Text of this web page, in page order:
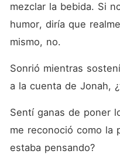
mezclar la bebida. Si
humor, diría que
mismo, no.
Sonrió mientras
a la cuenta de Jonah,
Sentí ganas de poner
me reconoció como la
estaba pensando?